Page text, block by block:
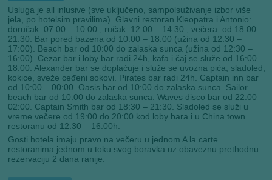
Usluga je all inlusive (sve uključeno, sampolsuživanje izbor više
jela, po hotelsim pravilima). Glavni restoran Kleopatra i Antonio:
doručak: 07:00 – 10:00 , ručak: 12:00 – 14:30 , večera: od 18.00 –
21.30. Bar pored bazena od 10:00 – 18:00 (užina od 12:30 –
17:00). Beach bar od 10:00 do zalaska sunca (užina od 12:30 –
16:00). Cezar bar i loby bar radi 24h, kafa i čaj se služe od 16:00 –
18:00. Alexander bar se doplaćuje i služe se uvozna pića, sladoled,
kokice, sveže ceđeni sokovi. Pirates bar radi 24h. Captain inn bar
od 10:00 – 00:00. Oasis bar od 10:00 do zalaska sunca. Sailor
beach bar od 10:00 do zalaska sunca. Waves disco bar od 22:00 –
02:00. Captain Smith bar od 18:30 – 21:30. Sladoled se služi u
vreme večere od 19:00 do 20:00 kod loby bara i u China town
restoranu od 12:30 – 16:00h.
Gosti hotela imaju pravo na večeru u jednom A la carte
restoranima jednom u toku svog boravka uz obaveznu prethodnu
rezervaciju 2 dana ranije.